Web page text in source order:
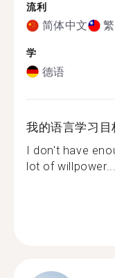
流利
简体中文
学
德语
我的语言学习目
I don't have
lot of willpower...